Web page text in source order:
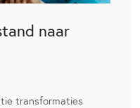
naar
transformaties